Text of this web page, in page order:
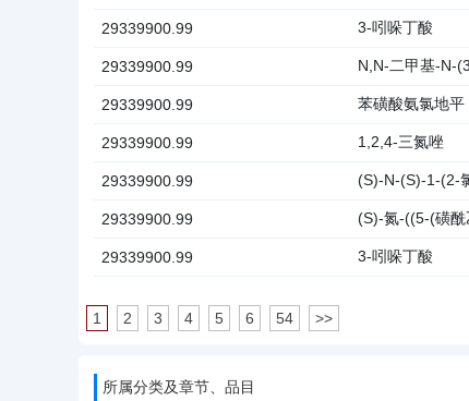
29339900.99 3-吲哚丁酸
29339900.99 N,N-二甲基-N-
29339900.99 苯磺酸氨氯地平
29339900.99 1,2,4-三氮唑
29339900.99 (S)-N-(S)-1-(2-
29339900.99 (S)-氮-((5-(磺
29339900.99 3-吲哚丁酸
1 2 3 4 5 6 54 >>
所属分类及章节、品目